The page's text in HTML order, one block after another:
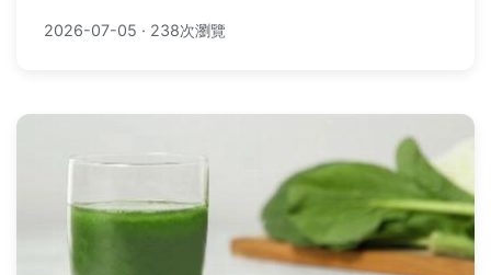
2026-07-05 · 238次瀏覽